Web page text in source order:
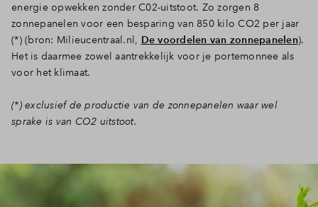
energie opwekken zonder C02-uitstoot. Zo zorgen 8
zonnepanelen voor een besparing van 850 kilo CO2 per jaar
(*) (bron: Milieucentraal.nl, De voordelen van zonnepanelen).
Het is daarmee zowel aantrekkelijk voor je portemonnee als
voor het klimaat.
(*) exclusief de productie van de zonnepanelen waar wel
sprake is van CO2 uitstoot.